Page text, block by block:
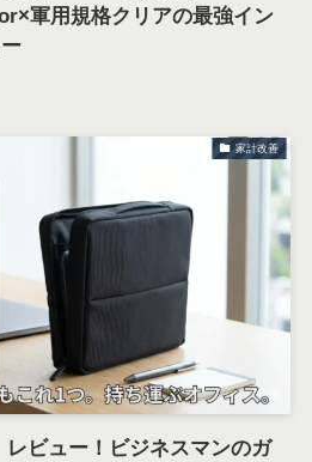
軍用規格クリアの最強イン
家計改善
レビュー！ビジネスマンのガ